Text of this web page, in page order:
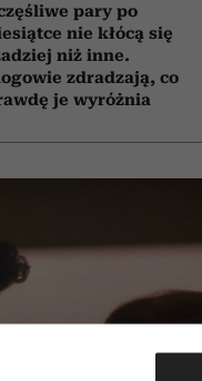
pary po
nie kłócą się
niż inne.
zdradzają, co
je wyróżnia